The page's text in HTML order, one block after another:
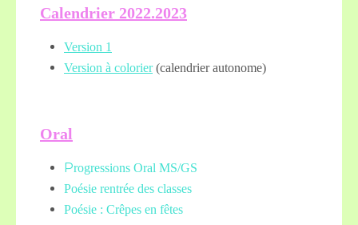
Calendrier 2022.2023
Version 1
Version à colorier(calendrier autonome)
Oral
Progressions Oral MS/GS
Poésie rentrée des classes
Poésie : Crêpes en fêtes